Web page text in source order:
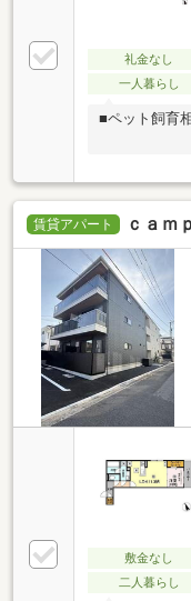
礼金なし
一人暮らし
■ペット飼育
賃貸アパート ｃａｍ
敷金なし
二人暮らし